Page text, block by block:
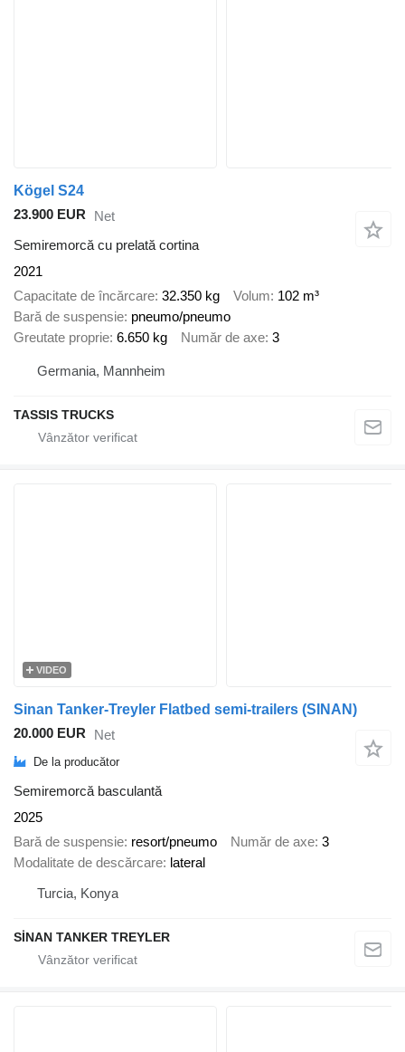
Kögel S24
23.900 EUR
Net
Semiremorcă cu prelată cortina
2021
Capacitate de încărcare 32.350 kg Volum 102 m³
Bară de suspensie pneumo/pneumo
Greutate proprie 6.650 kg Număr de axe 3
Germania, Mannheim
TASSIS TRUCKS
VIDEO
Sinan Tanker-Treyler Flatbed semi-trailers (SINAN)
20.000 EUR
Net
De la producător
Semiremorcă basculantă
2025
Bară de suspensie resort/pneumo Număr de axe 3
Modalitate de descărcare lateral
Turcia, Konya
SİNAN TANKER TREYLER